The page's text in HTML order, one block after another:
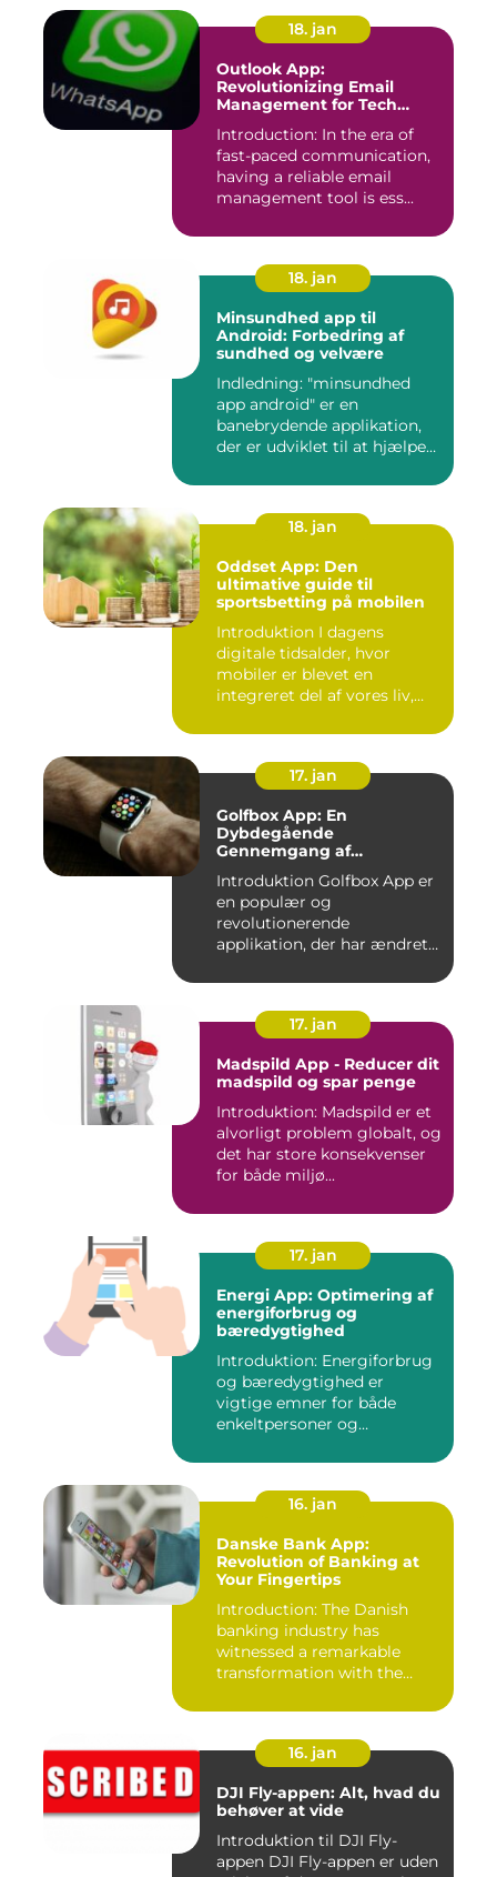
18. jan
Outlook App:
Revolutionizing Email
Management for Tech
Introduction: In the era of
fast-paced communication,
having a reliable email
management tool is ess...
18. jan
Minsundhed app til
Android: Forbedring af
sundhed og velvære
Indledning: "minsundhed
app android" er en
banebrydende applikation,
der er udviklet til at hjælpe
18. jan
Oddset App: Den
ultimative guide til
sportsbetting på mobilen
Introduktion I dagens
digitale tidsalder, hvor
mobiler er blevet en
integreret del af vores liv,
17. jan
Golfbox App: En
Dybdegående
Gennemgang af
Introduktion Golfbox App er
en populær og
revolutionerende
applikation, der har ændret
17. jan
Madspild App - Reducer dit
madspild og spar penge
Introduktion: Madspild er et
alvorligt problem globalt, og
det har store konsekvenser
for både miljø...
17. jan
Energi App: Optimering af
energiforbrug og
bæredygtighed
Introduktion: Energiforbrug
og bæredygtighed er
vigtige emner for både
enkeltpersoner og
16. jan
Danske Bank App:
Revolution of Banking at
Your Fingertips
Introduction: The Danish
banking industry has
witnessed a remarkable
transformation with the
16. jan
DJI Fly-appen: Alt, hvad du
behøver at vide
Introduktion til DJI Fly-
appen DJI Fly-appen er uden